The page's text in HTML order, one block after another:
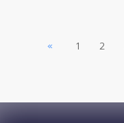
« 1 2